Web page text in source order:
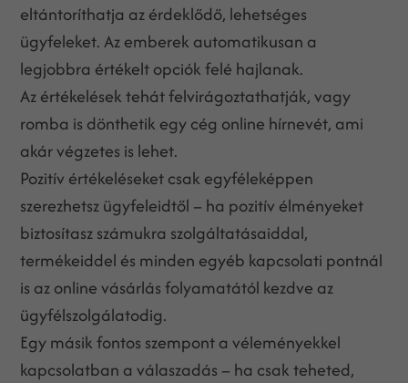
eltántoríthatja az érdeklődő, lehetséges
ügyfeleket. Az emberek automatikusan a
legjobbra értékelt opciók felé hajlanak.
Az értékelések tehát felvirágoztathatják, vagy
romba is dönthetik egy cég online hírnevét, ami
akár végzetes is lehet.
Pozitív értékeléseket csak egyféleképpen
szerezhetsz ügyfeleidtől – ha pozitív élményeket
biztosítasz számukra szolgáltatásaiddal,
termékeiddel és minden egyéb kapcsolati pontnál
is az online vásárlás folyamatától kezdve az
ügyfélszolgálatodig.
Egy másik fontos szempont a véleményekkel
kapcsolatban a válaszadás – ha csak teheted,